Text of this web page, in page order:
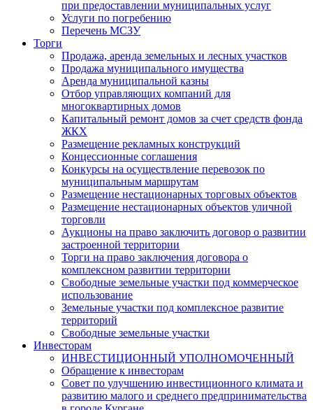
при предоставлении муниципальных услуг
Услуги по погребению
Перечень МСЗУ
Торги
Продажа, аренда земельных и лесных участков
Продажа муниципального имущества
Аренда муниципальной казны
Отбор управляющих компаний для
многоквартирных домов
Капитальный ремонт домов за счет средств фонда
ЖКХ
Размещение рекламных конструкций
Концессионные соглашения
Конкурсы на осуществление перевозок по
муниципальным маршрутам
Размещение нестационарных торговых объектов
Размещение нестационарных объектов уличной
торговли
Аукционы на право заключить договор о развитии
застроенной территории
Торги на право заключения договора о
комплексном развитии территории
Свободные земельные участки под коммерческое
использование
Земельные участки под комплексное развитие
территорий
Свободные земельные участки
Инвесторам
ИНВЕСТИЦИОННЫЙ УПОЛНОМОЧЕННЫЙ
Обращение к инвесторам
Совет по улучшению инвестиционного климата и
развитию малого и среднего предпринимательства